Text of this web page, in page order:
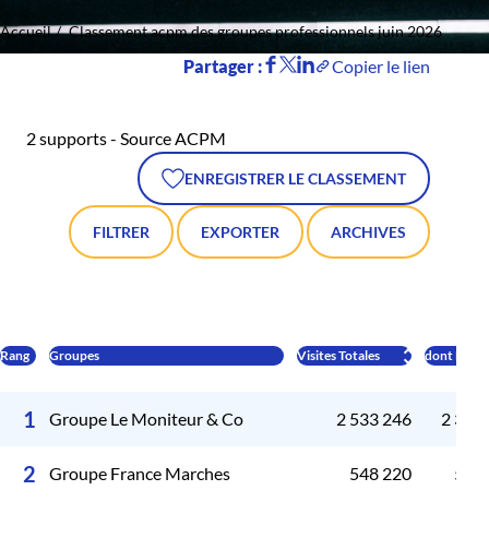
Accueil Classement acpm des groupes professionnels juin 2026
Partager : Copier le lien
2 supports - Source ACPM
ENREGISTRER LE CLASSEMENT
FILTRER EXPORTER ARCHIVES
Rang Groupes Visites Totales dont
1 Groupe Le Moniteur & Co 2 533 246 2 393
2 Groupe France Marches 548 220 505